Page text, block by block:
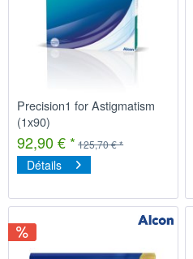
Precision1 for Astigmatism
(1x90)
92,90 € * 125,70 € *
Détails